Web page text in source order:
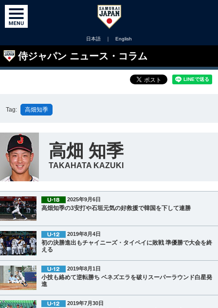
日本語 ｜ English
侍ジャパン ニュース・コラム
Tag: 高畑知季
高畑 知季
TAKAHATA KAZUKI
2025年9月6日
高畑知季の3安打や石垣元気の好救援で韓国を下して連勝
2019年8月4日
初の決勝進出もチャイニーズ・タイペイに敗戦 準優勝で大会を終
える
2019年8月1日
小技も絡めて逆転勝ち ベネズエラを破りスーパーラウンド白星発
進
2019年7月30日